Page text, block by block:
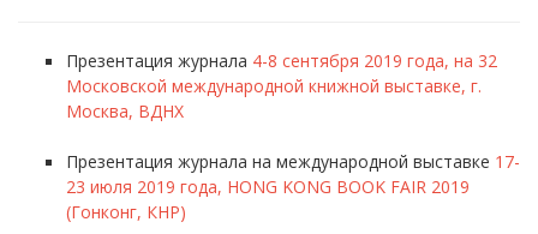
Презентация журнала 4-8 сентября 2019 года, на 32
Московской международной книжной выставке, г.
Москва, ВДНХ
Презентация журнала на международной выставке 17-
23 июля 2019 года, HONG KONG BOOK FAIR 2019
(Гонконг, КНР)